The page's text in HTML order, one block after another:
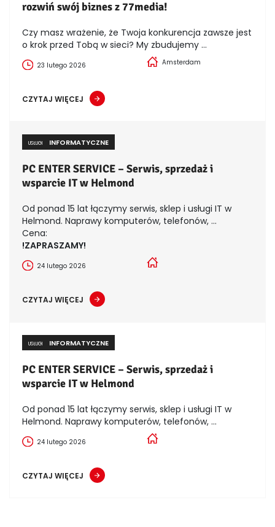
rozwiń swój biznes z 77media!
Czy masz wrażenie, że Twoja konkurencja zawsze jest
o krok przed Tobą w sieci? My zbudujemy ...
23 lutego 2026 Amsterdam
CZYTAJ WIĘCEJ
USŁUGI INFORMATYCZNE
PC ENTER SERVICE – Serwis, sprzedaż i
wsparcie IT w Helmond
Od ponad 15 lat łączymy serwis, sklep i usługi IT w
Helmond. Naprawy komputerów, telefonów, ...
Cena:
!ZAPRASZAMY!
24 lutego 2026
CZYTAJ WIĘCEJ
USŁUGI INFORMATYCZNE
PC ENTER SERVICE – Serwis, sprzedaż i
wsparcie IT w Helmond
Od ponad 15 lat łączymy serwis, sklep i usługi IT w
Helmond. Naprawy komputerów, telefonów, ...
24 lutego 2026
CZYTAJ WIĘCEJ